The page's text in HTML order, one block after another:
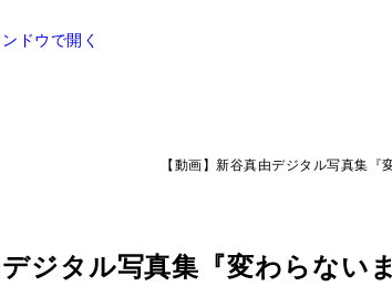
ドウで開く
【動画】新谷真由デジタル写真集『
デジタル写真集『変わらない